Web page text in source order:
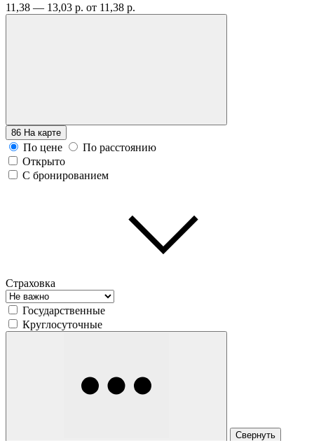
11,38 — 13,03 р. от 11,38 р.
86 На карте
По цене
По расстоянию
Открыто
С бронированием
Страховка
Государственные
Круглосуточные
Свернуть